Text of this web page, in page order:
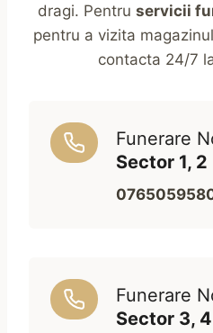
dragi. Pentru servicii
pentru a vizita
contacta 24/7
Funerare
Sector 1, 2
Funerare
Sector 3, 4